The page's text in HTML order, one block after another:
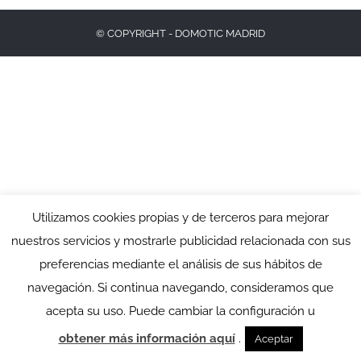
© COPYRIGHT - DOMOTIC MADRID
Utilizamos cookies propias y de terceros para mejorar
nuestros servicios y mostrarle publicidad relacionada con sus
preferencias mediante el análisis de sus hábitos de
navegación. Si continua navegando, consideramos que
acepta su uso. Puede cambiar la configuración u
obtener más información aquí. Aceptar